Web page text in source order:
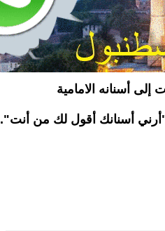
أسنانه الامامية
أسنانك أقول لك من أنت".